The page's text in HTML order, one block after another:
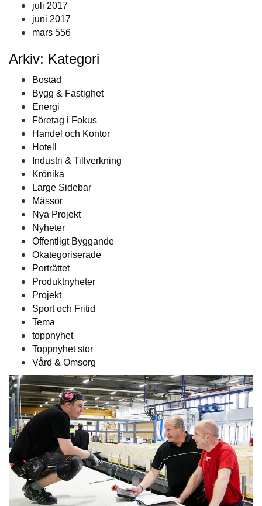
juli 2017
juni 2017
mars 556
Arkiv: Kategori
Bostad
Bygg & Fastighet
Energi
Företag i Fokus
Handel och Kontor
Hotell
Industri & Tillverkning
Krönika
Large Sidebar
Mässor
Nya Projekt
Nyheter
Offentligt Byggande
Okategoriserade
Porträttet
Produktnyheter
Projekt
Sport och Fritid
Tema
toppnyhet
Toppnyhet stor
Vård & Omsorg